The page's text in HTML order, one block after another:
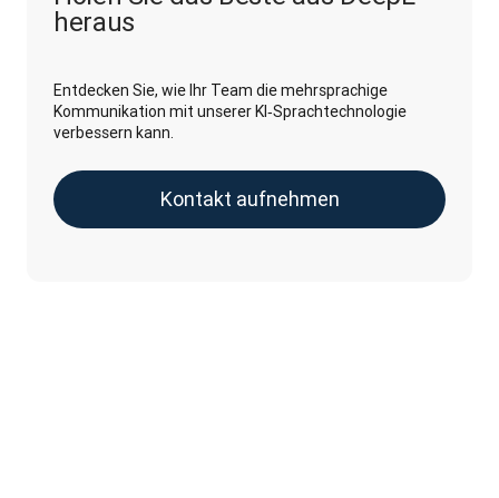
heraus
Entdecken Sie, wie Ihr Team die mehrsprachige
Kommunikation mit unserer KI‑Sprachtechnologie
verbessern kann.
Kontakt aufnehmen